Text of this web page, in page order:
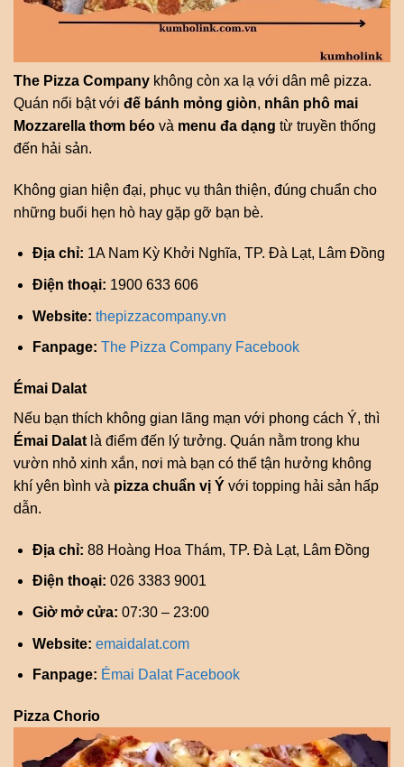
The Pizza Company không còn xa lạ với dân mê pizza.
Quán nổi bật với đế bánh mỏng giòn, nhân phô mai
Mozzarella thơm béo và menu đa dạng từ truyền thống
đến hải sản.
Không gian hiện đại, phục vụ thân thiện, đúng chuẩn cho
những buổi hẹn hò hay gặp gỡ bạn bè.
Địa chỉ: 1A Nam Kỳ Khởi Nghĩa, TP. Đà Lạt, Lâm Đồng
Điện thoại: 1900 633 606
Website: thepizzacompany.vn
Fanpage: The Pizza Company Facebook
Émai Dalat
Nếu bạn thích không gian lãng mạn với phong cách Ý, thì
Émai Dalat là điểm đến lý tưởng. Quán nằm trong khu
vườn nhỏ xinh xắn, nơi mà bạn có thể tận hưởng không
khí yên bình và pizza chuẩn vị Ý với topping hải sản hấp
dẫn.
Địa chỉ: 88 Hoàng Hoa Thám, TP. Đà Lạt, Lâm Đồng
Điện thoại: 026 3383 9001
Giờ mở cửa: 07:30 – 23:00
Website: emaidalat.com
Fanpage: Émai Dalat Facebook
Pizza Chorio